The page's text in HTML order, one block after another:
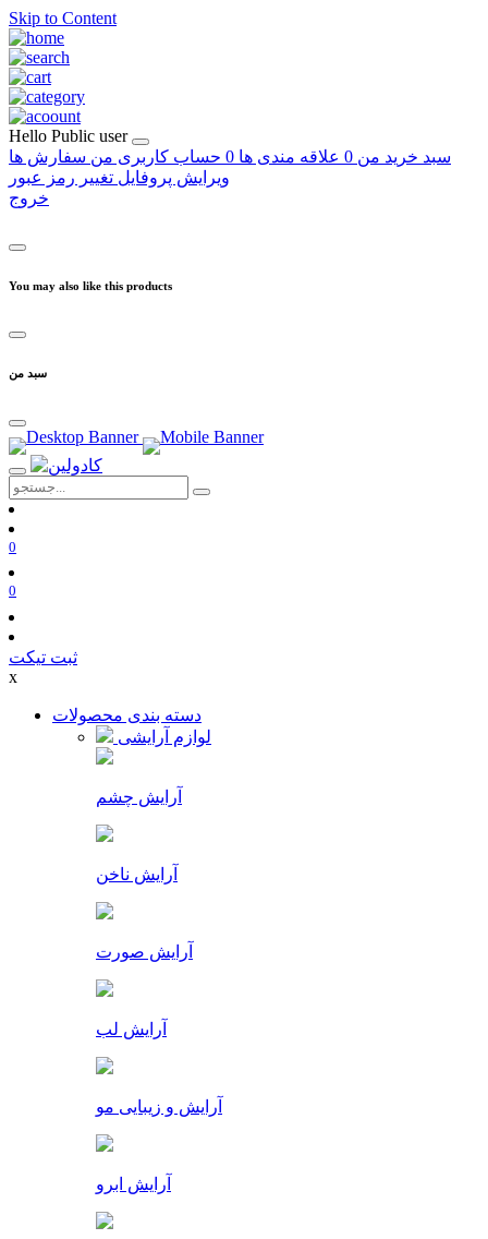
Skip to Content
Hello Public user
سبد خرید من 0 علاقه مندی ها 0 حساب کاربری من سفارش ها
ویرایش پروفایل تغییر رمز عبور
خروج
You may also like this products
سبد من
0
0
ثبت تیکت
x
دسته بندی محصولات
لوازم آرایشی
آرایش چشم
آرایش ناخن
آرایش صورت
آرایش لب
آرایش و زیبایی مو
آرایش ابرو